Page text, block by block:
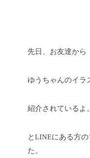
先日、お友達から
ゆうちゃんのイラ
紹介されているよ。
とLINEにある方
た。